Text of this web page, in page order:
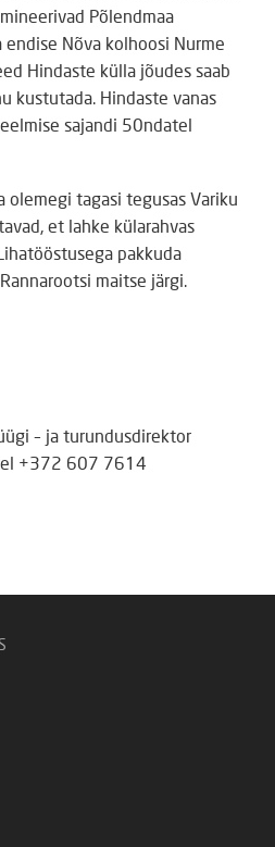
Põlendmaa
endise Nõva kolhoosi Nurme
Hindaste külla jõudes saab
kustutada. Hindaste vanas
sajandi 50ndatel
tagasi tegusas Variku
et lahke külarahvas
pakkuda
maitse järgi.
– ja turundusdirektor
+372 607 7614